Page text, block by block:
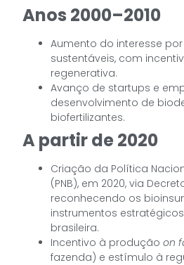
Anos 2000–2010
Aumento do interesse
sustentáveis, com
regenerativa.
Avanço de startups e
desenvolvimento de
biofertilizantes.
A partir de 2020
Criação da Política
(PNB), em 2020, via
reconhecendo os
instrumentos
brasileira.
Incentivo à produção on
fazenda) e estímulo à